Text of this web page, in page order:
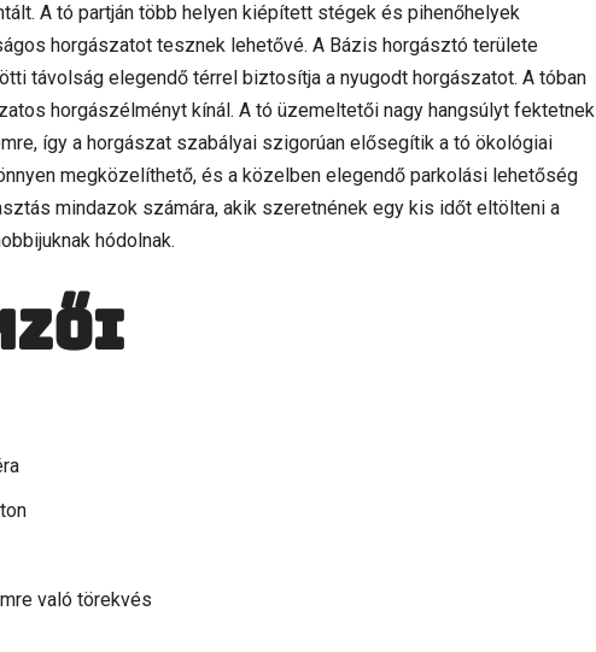
A tó partján több helyen kiépített stégek és pihenőhelyek
horgászatot tesznek lehetővé. A Bázis horgásztó területe
távolság elegendő térrel biztosítja a nyugodt horgászatot. A tóban
horgászélményt kínál. A tó üzemeltetői nagy hangsúlyt fektetnek
így a horgászat szabályai szigorúan elősegítik a tó ökológiai
megközelíthető, és a közelben elegendő parkolási lehetőség
mindazok számára, akik szeretnének egy kis időt eltölteni a
hódolnak.
való törekvés